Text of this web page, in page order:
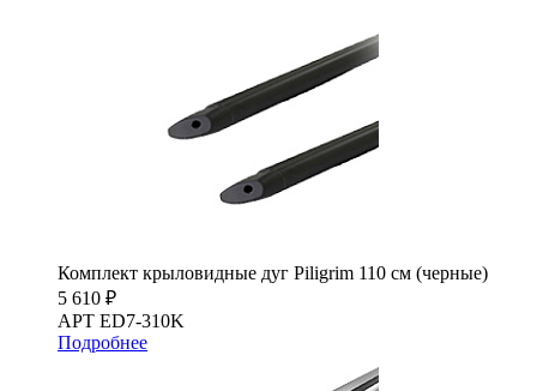
Комплект крыловидные дуг Piligrim 110 см (черные)
5 610 ₽
АРТ ED7-310K
Подробнее